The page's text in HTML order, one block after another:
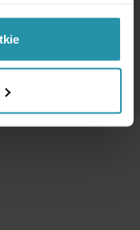
M4. Idealny do